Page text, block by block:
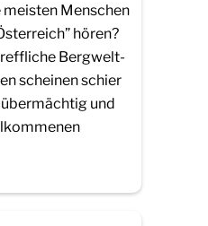
Menschen
hören?
Bergwelt-
scheinen schier
und